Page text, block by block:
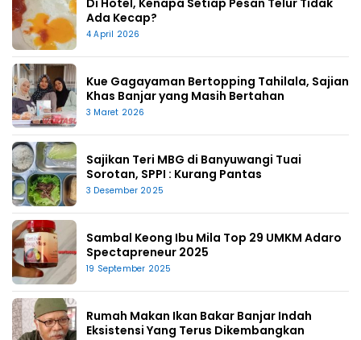
Di Hotel, Kenapa Setiap Pesan Telur Tidak
Ada Kecap?
4 April 2026
Kue Gagayaman Bertopping Tahilala, Sajian
Khas Banjar yang Masih Bertahan
3 Maret 2026
Sajikan Teri MBG di Banyuwangi Tuai
Sorotan, SPPI : Kurang Pantas
3 Desember 2025
Sambal Keong Ibu Mila Top 29 UMKM Adaro
Spectapreneur 2025
19 September 2025
Rumah Makan Ikan Bakar Banjar Indah
Eksistensi Yang Terus Dikembangkan